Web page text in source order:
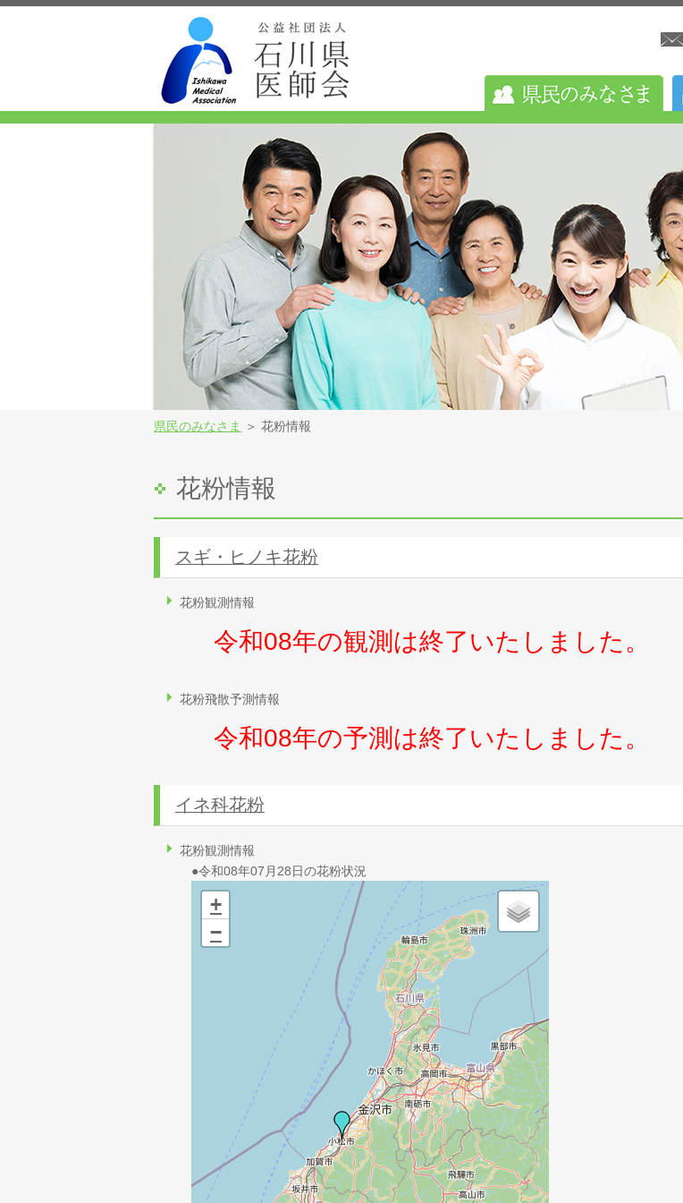
県民のみなさま ＞ 花粉情報
花粉情報
スギ・ヒノキ花粉
花粉観測情報
令和08年の観測は終了いたしました。
花粉飛散予測情報
令和08年の予測は終了いたしました。
イネ科花粉
花粉観測情報
●令和08年07月28日の花粉状況
+
−